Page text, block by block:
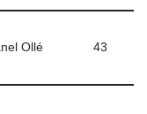
Ollé 43